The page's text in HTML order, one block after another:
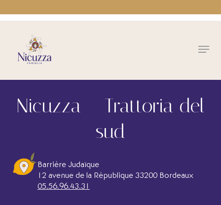
to
Menu
Nicuzza – Trattoria del
sud
Barrière Judaïque
12 avenue de la République 33200 Bordeaux
05.56.96.43.31